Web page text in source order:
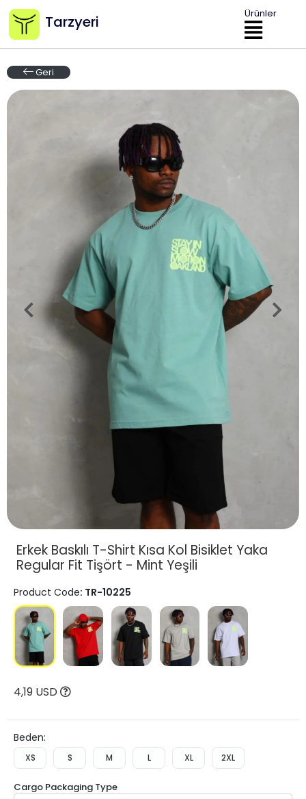
Tarzyeri Ürünler
Geri
Erkek Baskılı T-Shirt Kısa Kol Bisiklet Yaka
Regular Fit Tişört - Mint Yeşili
Product Code: TR-10225
4,19 USD
Beden:
XS S M L XL 2XL
Cargo Packaging Type